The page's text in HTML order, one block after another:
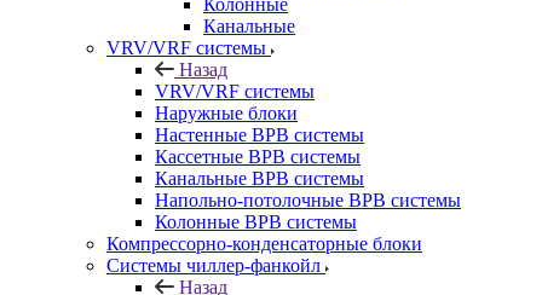
Колонные
Канальные
VRV/VRF системы
Назад
VRV/VRF системы
Наружные блоки
Настенные ВРВ системы
Кассетные ВРВ системы
Канальные ВРВ системы
Напольно-потолочные ВРВ системы
Колонные ВРВ системы
Компрессорно-конденсаторные блоки
Системы чиллер-фанкойл
Назад